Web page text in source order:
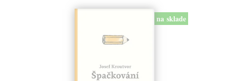
na sklade